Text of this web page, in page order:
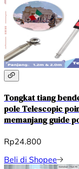
Tongkat tiang
pole Telescopic
memanjang guide
Rp24.800
Beli di Shopee